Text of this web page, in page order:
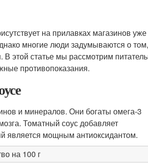
на прилавках магазинов уже
многие люди задумываются о том,
этой статье мы рассмотрим
противопоказания.
и минералов. Они богаты омега-3
Томатный соус добавляет
является мощным антиоксидантом.
на 100 г